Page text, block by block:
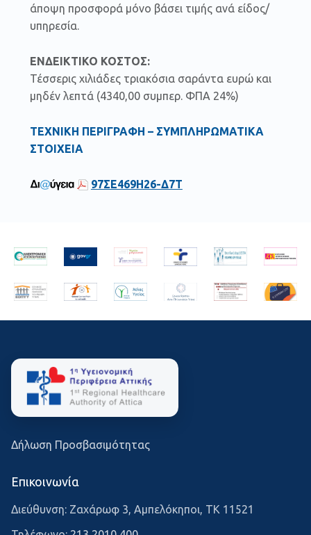
άποψη προσφορά μόνο βάσει τιμής ανά είδος/
υπηρεσία.
ΕΝΔΕΙΚΤΙΚΟ ΚΟΣΤΟΣ:
Τέσσερις χιλιάδες τριακόσια σαράντα ευρώ και
μηδέν λεπτά (4340,00 συμπερ. ΦΠΑ 24%)
ΤΕΧΝΙΚΗ ΠΕΡΙΓΡΑΦΗ – ΣΥΜΠΛΗΡΩΜΑΤΙΚΑ
ΣΤΟΙΧΕΙΑ
97ΣΕ469Η26-Δ7Τ
Δήλωση Προσβασιμότητας
Επικοινωνία
Διεύθυνση: Ζαχάρωφ 3, Αμπελόκηποι, ΤΚ 11521